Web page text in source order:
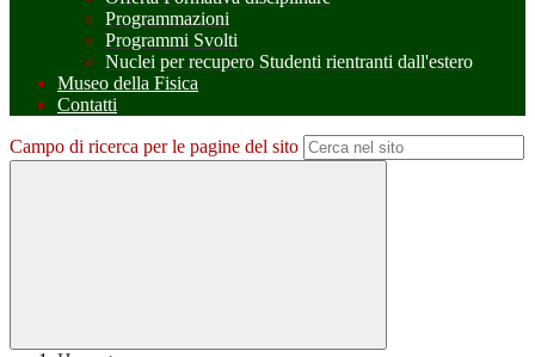
Programmazioni
Programmi Svolti
Nuclei per recupero Studenti rientranti dall'estero
Museo della Fisica
Contatti
Campo di ricerca per le pagine del sito